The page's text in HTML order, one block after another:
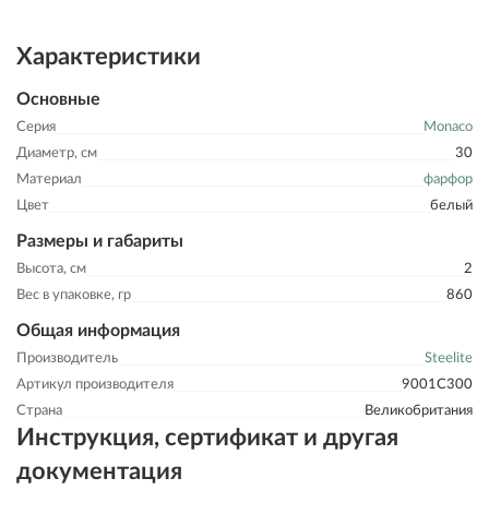
Характеристики
Основные
Серия
Monaco
Диаметр, см
30
Материал
фарфор
Цвет
белый
Размеры и габариты
Высота, см
2
Вес в упаковке, гр
860
Общая информация
Производитель
Steelite
Артикул производителя
9001C300
Страна
Великобритания
Инструкция, сертификат и другая
документация